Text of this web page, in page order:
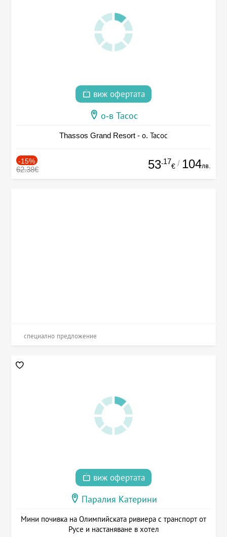
виж офертата
о-в Тасос
Thassos Grand Resort - о. Тасос
-15%
62.38€ 53.17
€ / 104лв.
специално предложение
виж офертата
Паралия Катерини
Мини почивка на Олимпийската ривиера с транспорт от
Русе и настаняване в хотел